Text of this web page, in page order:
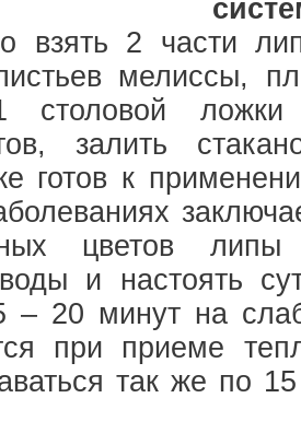
взять 2 части
мелиссы,
столовой
залить
готов к
цветов
и настоять
– 20 минут на
при приеме
так же по